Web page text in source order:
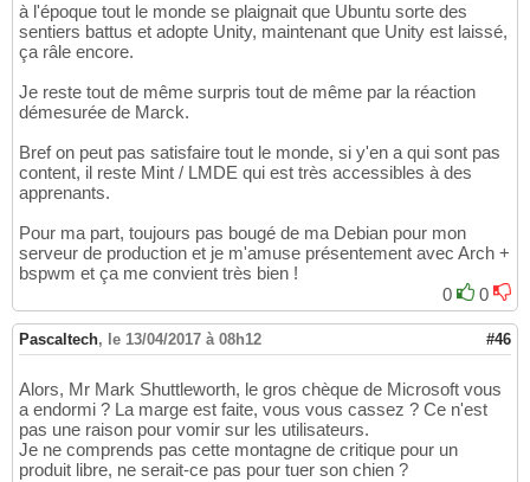
à l'époque tout le monde se plaignait que Ubuntu sorte des
sentiers battus et adopte Unity, maintenant que Unity est laissé,
ça râle encore.
Je reste tout de même surpris tout de même par la réaction
démesurée de Marck.
Bref on peut pas satisfaire tout le monde, si y'en a qui sont pas
content, il reste Mint / LMDE qui est très accessibles à des
apprenants.
Pour ma part, toujours pas bougé de ma Debian pour mon
serveur de production et je m'amuse présentement avec Arch +
bspwm et ça me convient très bien !
0
0
Pascaltech, le 13/04/2017 à 08h12 #46
Alors, Mr Mark Shuttleworth, le gros chèque de Microsoft vous
a endormi ? La marge est faite, vous vous cassez ? Ce n'est
pas une raison pour vomir sur les utilisateurs.
Je ne comprends pas cette montagne de critique pour un
produit libre, ne serait-ce pas pour tuer son chien ?